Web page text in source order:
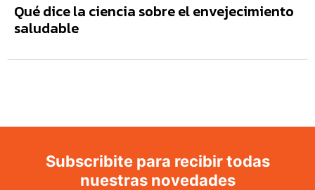
Qué dice la ciencia sobre el envejecimiento
saludable
Subscribite para recibir todas
nuestras novedades